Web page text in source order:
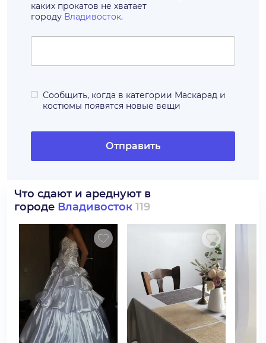
каких прокатов не хватает
городу Владивосток.
Сообщить, когда в категории Маскарад и
костюмы появятся новые вещи
Отправить
Что сдают и ареднуют в
городе Владивосток 119